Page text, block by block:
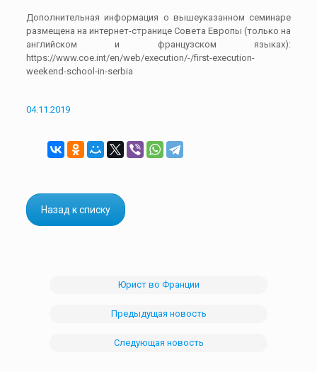
Дополнительная информация о вышеуказанном семинаре
размещена на интернет-странице Совета Европы (только на
английском и французском языках):
https://www.coe.int/en/web/execution/-/first-execution-
weekend-school-in-serbia
04.11.2019
Назад к списку
Юрист во Франции
Предыдущая новость
Следующая новость